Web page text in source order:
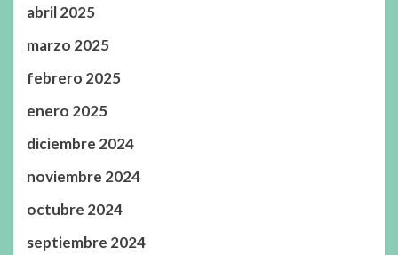
abril 2025
marzo 2025
febrero 2025
enero 2025
diciembre 2024
noviembre 2024
octubre 2024
septiembre 2024